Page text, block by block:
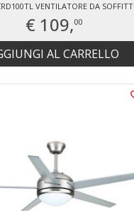
VENTILATORE DA
€ 109,00
AL CARRELLO